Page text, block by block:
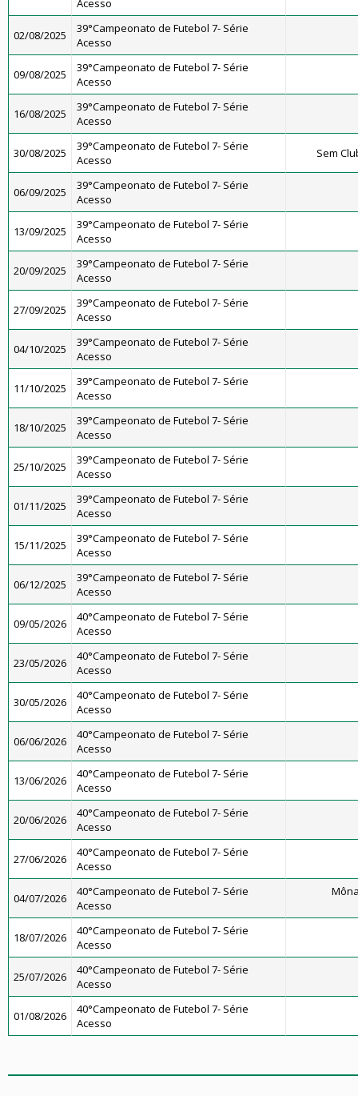
Acesso
02/08/2025
39°Campeonato de Futebol 7- Série
Acesso
09/08/2025
39°Campeonato de Futebol 7- Série
Acesso
16/08/2025
39°Campeonato de Futebol 7- Série
Acesso
30/08/2025
39°Campeonato de Futebol 7- Série
Acesso
Sem
06/09/2025
39°Campeonato de Futebol 7- Série
Acesso
13/09/2025
39°Campeonato de Futebol 7- Série
Acesso
20/09/2025
39°Campeonato de Futebol 7- Série
Acesso
27/09/2025
39°Campeonato de Futebol 7- Série
Acesso
04/10/2025
39°Campeonato de Futebol 7- Série
Acesso
11/10/2025
39°Campeonato de Futebol 7- Série
Acesso
18/10/2025
39°Campeonato de Futebol 7- Série
Acesso
25/10/2025
39°Campeonato de Futebol 7- Série
Acesso
01/11/2025
39°Campeonato de Futebol 7- Série
Acesso
15/11/2025
39°Campeonato de Futebol 7- Série
Acesso
06/12/2025
39°Campeonato de Futebol 7- Série
Acesso
09/05/2026
40°Campeonato de Futebol 7- Série
Acesso
23/05/2026
40°Campeonato de Futebol 7- Série
Acesso
30/05/2026
40°Campeonato de Futebol 7- Série
Acesso
06/06/2026
40°Campeonato de Futebol 7- Série
Acesso
13/06/2026
40°Campeonato de Futebol 7- Série
Acesso
20/06/2026
40°Campeonato de Futebol 7- Série
Acesso
27/06/2026
40°Campeonato de Futebol 7- Série
Acesso
04/07/2026
40°Campeonato de Futebol 7- Série
Acesso
18/07/2026
40°Campeonato de Futebol 7- Série
Acesso
25/07/2026
40°Campeonato de Futebol 7- Série
Acesso
01/08/2026
40°Campeonato de Futebol 7- Série
Acesso